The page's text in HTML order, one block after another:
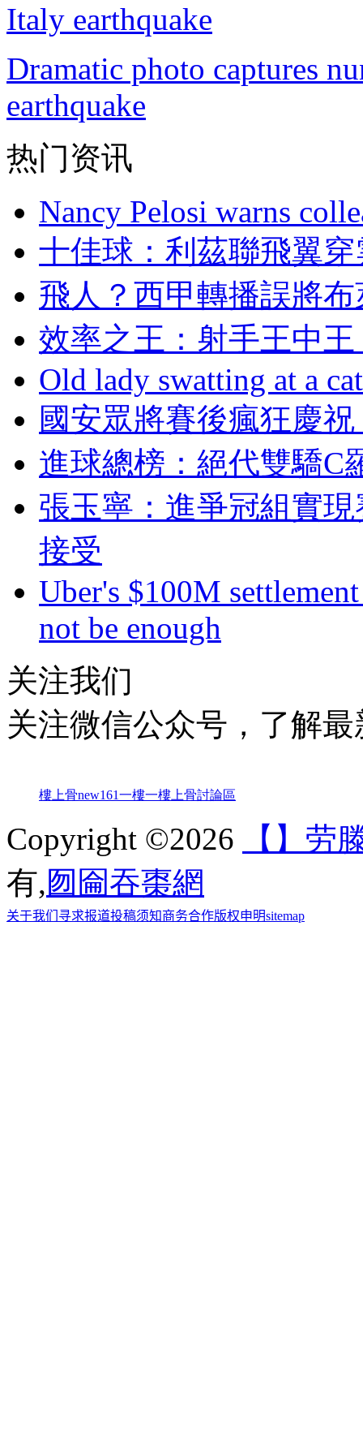
Dramatic photo captures
earthquake
热门资讯
Nancy Pelosi warns
十佳球 ：利茲聯飛
飛人 ？西甲轉播誤
效率之王 ：射手王
Old lady swatting at a
國安眾將賽後瘋狂慶祝
進球總榜：絕代雙
張玉寧 ：進爭冠組實
接受
Uber's $100M
not be enough
关注我们
关注微信公众号，了解
樓上骨new161一樓一樓上骨討論區
Copyright ©2026
【】劳
有,囫圇吞棗網
关于我们 寻求报道投稿须知商务合作版权申明sitemap